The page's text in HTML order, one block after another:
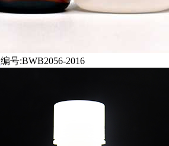
编号:BWB2056-2016